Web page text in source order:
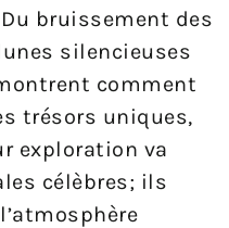
bruissement des
silencieuses
comment
trésors uniques,
exploration va
célèbres; ils